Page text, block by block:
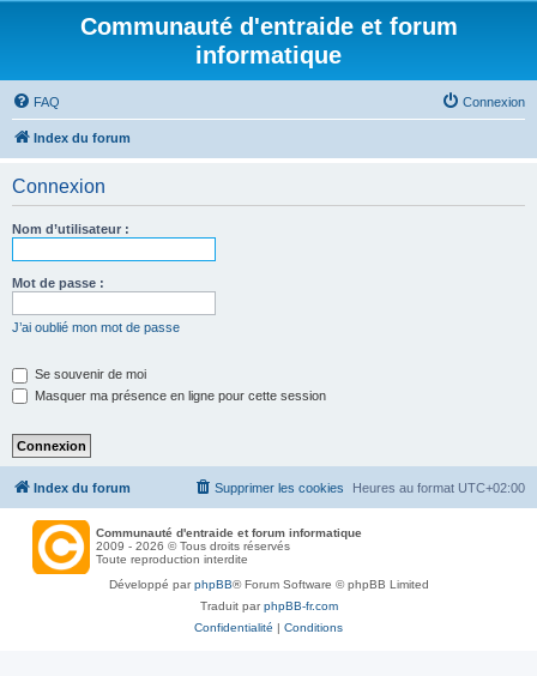
Communauté d'entraide et forum
informatique
FAQ Connexion
Index du forum
Connexion
Nom d’utilisateur :
Mot de passe :
J’ai oublié mon mot de passe
Se souvenir de moi
Masquer ma présence en ligne pour cette session
Index du forum Heures au format UTC+02:00
Supprimer les cookies
Communauté d'entraide et forum informatique
2009 - 2026 © Tous droits réservés
Toute reproduction interdite
Développé parphpBB® Forum Software © phpBB Limited
Traduit parphpBB-fr.com
Confidentialité | Conditions